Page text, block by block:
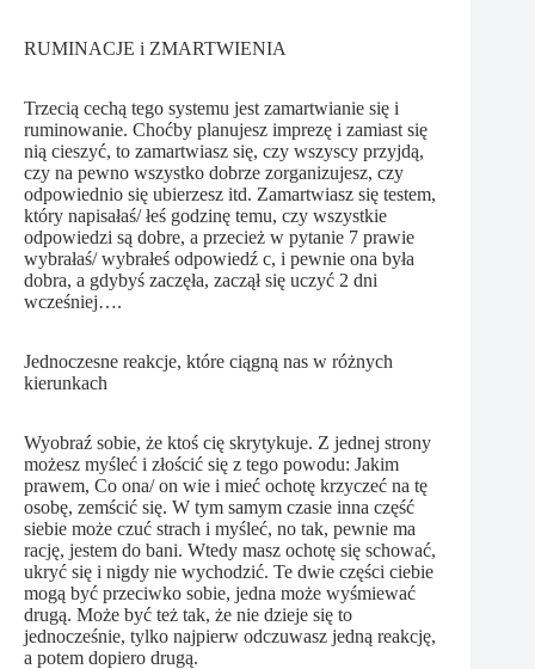
RUMINACJE i ZMARTWIENIA
Trzecią cechą tego systemu jest zamartwianie się i
ruminowanie. Choćby planujesz imprezę i zamiast się
nią cieszyć, to zamartwiasz się, czy wszyscy przyjdą,
czy na pewno wszystko dobrze zorganizujesz, czy
odpowiednio się ubierzesz itd. Zamartwiasz się testem,
który napisałaś/ łeś godzinę temu, czy wszystkie
odpowiedzi są dobre, a przecież w pytanie 7 prawie
wybrałaś/ wybrałeś odpowiedź c, i pewnie ona była
dobra, a gdybyś zaczęła, zaczął się uczyć 2 dni
wcześniej….
Jednoczesne reakcje, które ciągną nas w różnych
kierunkach
Wyobraź sobie, że ktoś cię skrytykuje. Z jednej strony
możesz myśleć i złościć się z tego powodu: Jakim
prawem, Co ona/ on wie i mieć ochotę krzyczeć na tę
osobę, zemścić się. W tym samym czasie inna część
siebie może czuć strach i myśleć, no tak, pewnie ma
rację, jestem do bani. Wtedy masz ochotę się schować,
ukryć się i nigdy nie wychodzić. Te dwie części ciebie
mogą być przeciwko sobie, jedna może wyśmiewać
drugą. Może być też tak, że nie dzieje się to
jednocześnie, tylko najpierw odczuwasz jedną reakcję,
a potem dopiero drugą.